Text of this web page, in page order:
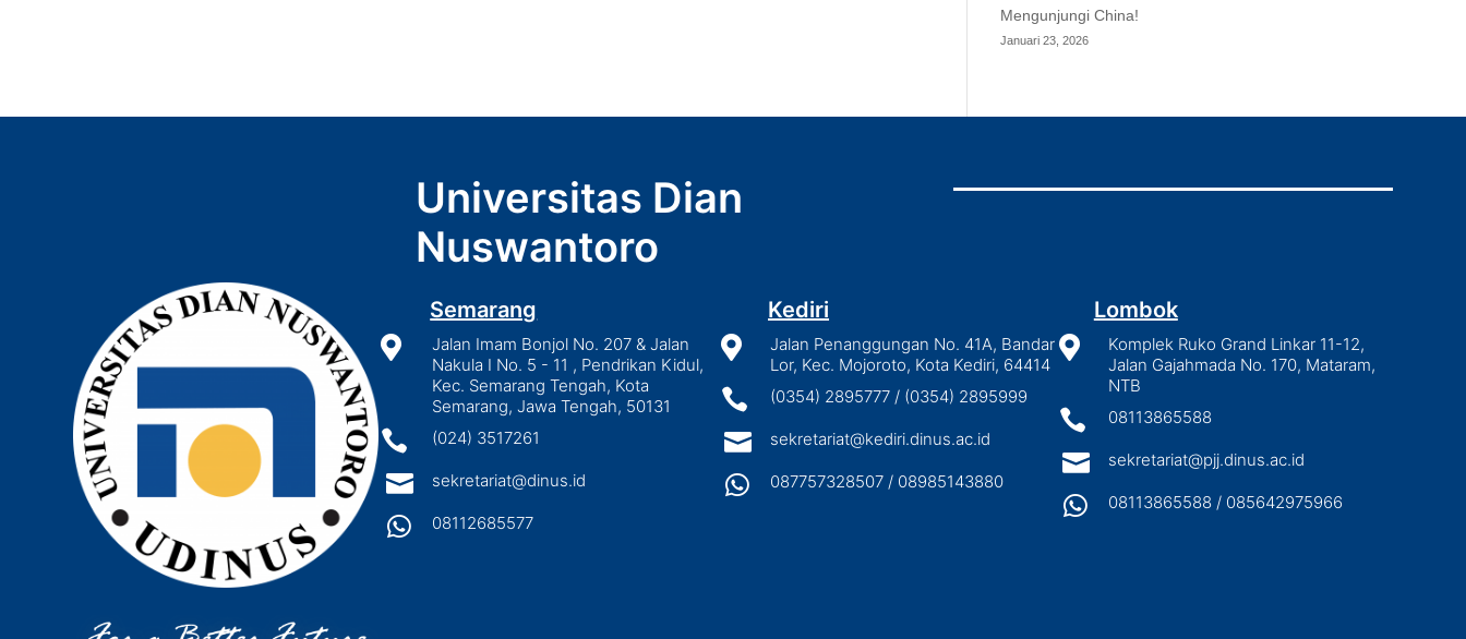
Mengunjungi China!
Januari 23, 2026
Universitas Dian
Nuswantoro
Semarang

Jalan Imam Bonjol No. 207 & Jalan
Nakula I No. 5 - 11 , Pendrikan Kidul,
Kec. Semarang Tengah, Kota
Semarang, Jawa Tengah, 50131
 (024) 3517261
 sekretariat@dinus.id
 08112685577
Kediri

Jalan Penanggungan No. 41A, Bandar
Lor, Kec. Mojoroto, Kota Kediri, 64414
 (0354) 2895777 / (0354) 2895999
 sekretariat@kediri.dinus.ac.id
 087757328507 / 08985143880
Lombok

Komplek Ruko Grand Linkar 11-12,
Jalan Gajahmada No. 170, Mataram,
NTB
 08113865588
 sekretariat@pjj.dinus.ac.id
 08113865588 / 085642975966